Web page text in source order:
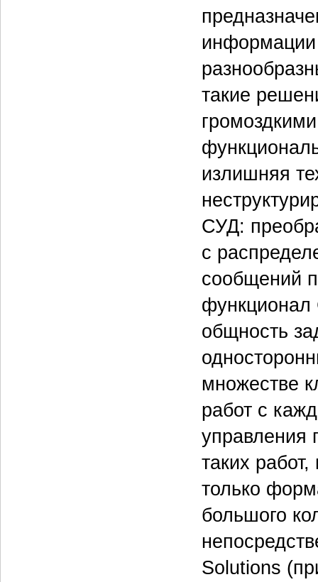
информации
такие
излишняя
СУД:
с
сообщений
общность
множестве
работ с
управления
таких
только
большого
Solutions